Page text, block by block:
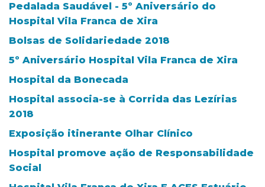
Pedalada Saudável - 5º Aniversário do
Hospital Vila Franca de Xira
Bolsas de Solidariedade 2018
5º Aniversário Hospital Vila Franca de Xira
Hospital da Bonecada
Hospital associa-se à Corrida das Lezírias
2018
Exposição itinerante Olhar Clínico
Hospital promove ação de Responsabilidade
Social